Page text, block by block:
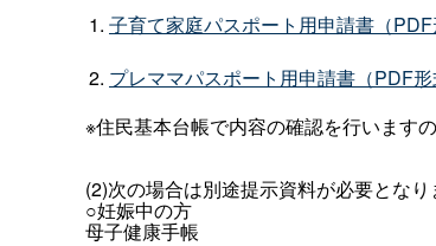
子育て家庭パスポート用申請書（PDF
プレママパスポート用申請書（PDF形
※住民基本台帳で内容の確認を行います
(2)次の場合は別途提示資料が必要となり
○妊娠中の方
母子健康手帳